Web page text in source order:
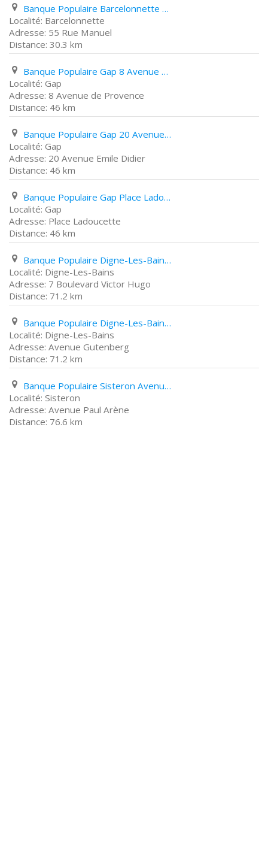
Banque Populaire Barcelonnette 55 Rue Manuel
Barcelonnette
55 Rue Manuel
30.3 km
Banque Populaire Gap 8 Avenue de Provence
Gap
8 Avenue de Provence
46 km
Banque Populaire Gap 20 Avenue Emile Didier
Gap
20 Avenue Emile Didier
46 km
Banque Populaire Gap Place Ladoucette
Gap
Place Ladoucette
46 km
Banque Populaire Digne-Les-Bains 7 Boulevard Victor Hugo
Digne-Les-Bains
7 Boulevard Victor Hugo
71.2 km
Banque Populaire Digne-Les-Bains Avenue Gutenberg
Digne-Les-Bains
Avenue Gutenberg
71.2 km
Banque Populaire Sisteron Avenue Paul Arène
Sisteron
Avenue Paul Arène
76.6 km